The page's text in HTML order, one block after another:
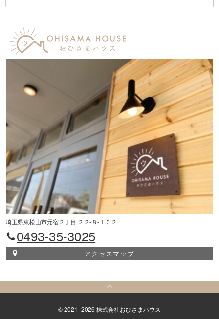
埼玉県東松山市元宿２丁目 ２２-８-１０２
0493-35-3025
アクセスマップ
© 2021–2026 株式会社おひさまハウス